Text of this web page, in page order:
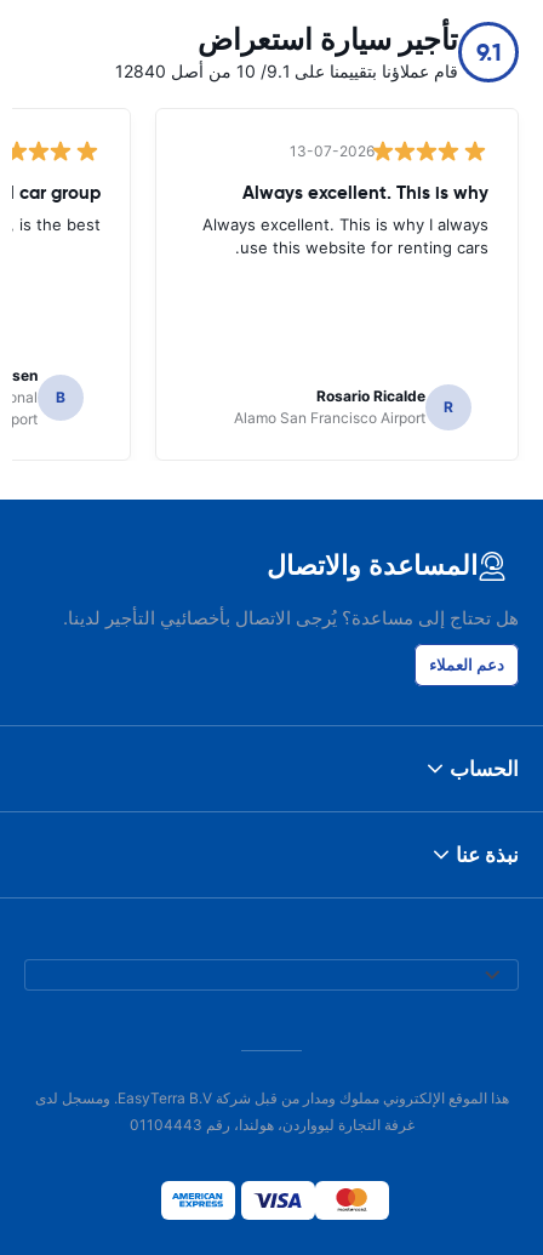
9.1 تأجير سيارة استعراض
قام عملاؤنا بتقييمنا على 9.1/ 10 من أصل 12840
13-07-2026
Always excellent. This is why
Always excellent. This is why I always
use this website for renting cars.
R
Rosario Ricalde
Alamo San Francisco Airport
car group
is the best.
B
المساعدة والاتصال
هل تحتاج إلى مساعدة؟ يُرجى الاتصال بأخصائيي التأجير لدينا.
دعم العملاء
الحساب
نبذة عنا
هذا الموقع الإلكتروني مملوك ومدار من قبل شركة EasyTerra B.V. ومسجل لدى
غرفة التجارة ليوواردن، هولندا، رقم 01104443